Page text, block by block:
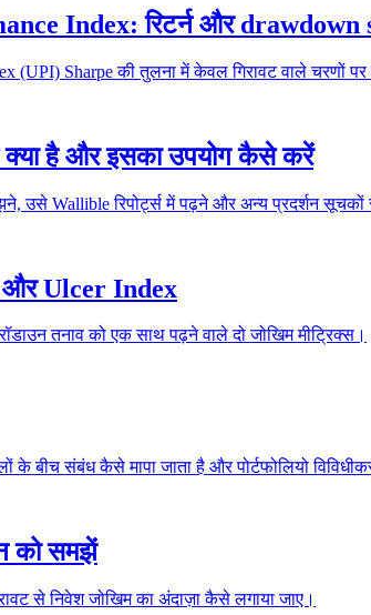
Index: रिटर्न और
(UPI) Sharpe की तुलना में केवल गिरावट वाले
क्या है और इसका उपयोग कैसे करें
उसे Wallible रिपोर्ट्स में पढ़ने और अन्य प्रदर्शन सूचकों
Ulcer Index
तनाव को एक साथ पढ़ने वाले दो जोखिम मीट्रिक्स।
के बीच संबंध कैसे मापा जाता है और पोर्टफोलियो
को समझें
से निवेश जोखिम का अंदाज़ा कैसे लगाया जाए।